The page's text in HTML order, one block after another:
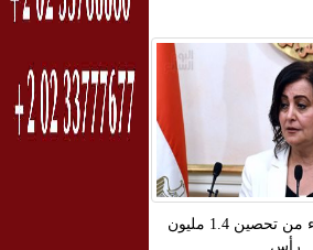
الزراعة: الانتهاء من تحصين 1.4 مليون